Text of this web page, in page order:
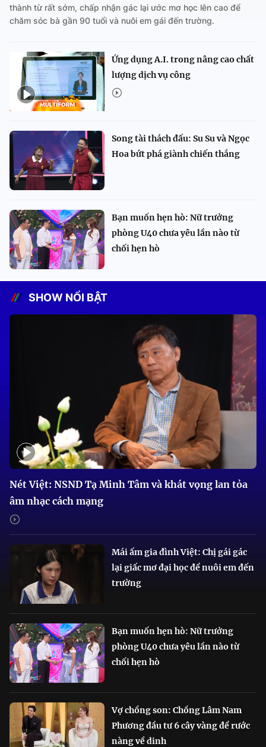
thành từ rất sớm, chấp nhận gác lại ước mơ học lên cao để
chăm sóc bà gần 90 tuổi và nuôi em gái đến trường.
Ứng dụng A.I. trong nâng cao chất
lượng dịch vụ công
Song tài thách đấu: Su Su và Ngọc
Hoa bứt phá giành chiến thắng
Bạn muốn hẹn hò: Nữ trưởng
phòng U40 chưa yêu lần nào từ
chối hẹn hò
SHOW NỔI BẬT
Nét Việt: NSND Tạ Minh Tâm và khát vọng lan tỏa
âm nhạc cách mạng
Mái ấm gia đình Việt: Chị gái gác
lại giấc mơ đại học để nuôi em đến
trường
Bạn muốn hẹn hò: Nữ trưởng
phòng U40 chưa yêu lần nào từ
chối hẹn hò
Vợ chồng son: Chồng Lâm Nam
Phương đầu tư 6 cây vàng để rước
nàng về dinh